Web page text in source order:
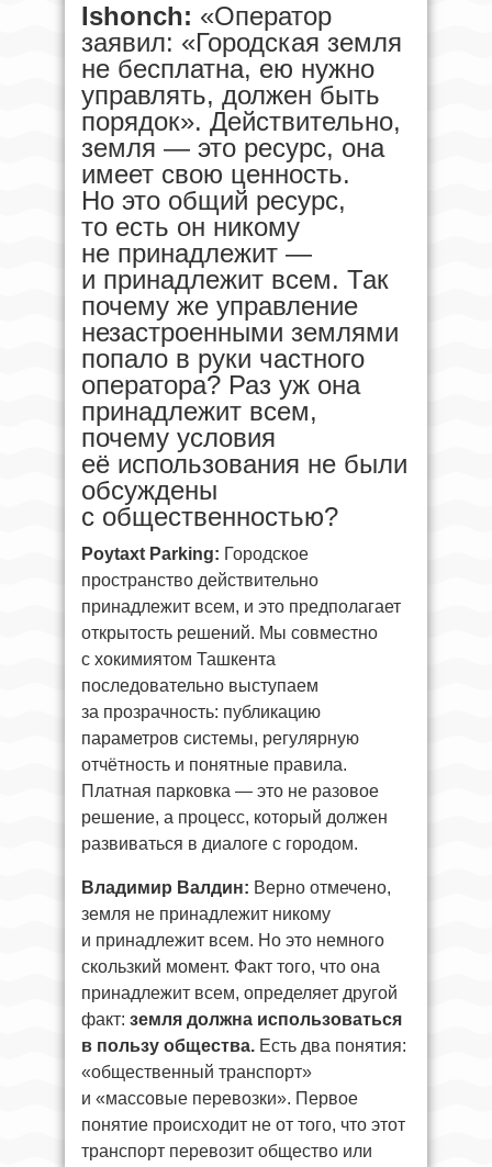
Ishonch: «Оператор
заявил: «Городская земля
не бесплатна, ею нужно
управлять, должен быть
порядок». Действительно,
земля — это ресурс, она
имеет свою ценность.
Но это общий ресурс,
то есть он никому
не принадлежит —
и принадлежит всем. Так
почему же управление
незастроенными землями
попало в руки частного
оператора? Раз уж она
принадлежит всем,
почему условия
её использования не были
обсуждены
с общественностью?
Poytaxt Parking: Городское
пространство действительно
принадлежит всем, и это предполагает
открытость решений. Мы совместно
с хокимиятом Ташкента
последовательно выступаем
за прозрачность: публикацию
параметров системы, регулярную
отчётность и понятные правила.
Платная парковка — это не разовое
решение, а процесс, который должен
развиваться в диалоге с городом.
Владимир Валдин: Верно отмечено,
земля не принадлежит никому
и принадлежит всем. Но это немного
скользкий момент. Факт того, что она
принадлежит всем, определяет другой
факт: земля должна использоваться
в пользу общества. Есть два понятия:
«общественный транспорт»
и «массовые перевозки». Первое
понятие происходит не от того, что этот
транспорт перевозит общество или